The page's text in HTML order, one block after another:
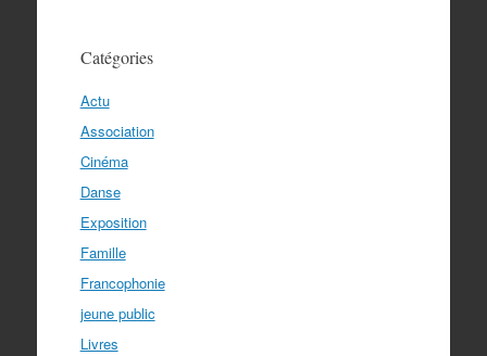
Catégories
Actu
Association
Cinéma
Danse
Exposition
Famille
Francophonie
jeune public
Livres